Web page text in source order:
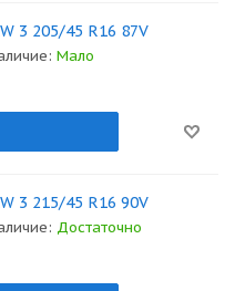
3 205/45 R16 87V
Мало
3 215/45 R16 90V
Достаточно